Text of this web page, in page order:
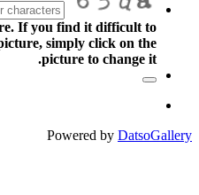
If you find it difficult to
simply click on the
picture to change it.
Powered by DatsoGallery